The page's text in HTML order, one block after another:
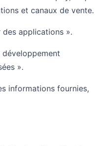
et canaux de vente.
applications ».
».
informations fournies,